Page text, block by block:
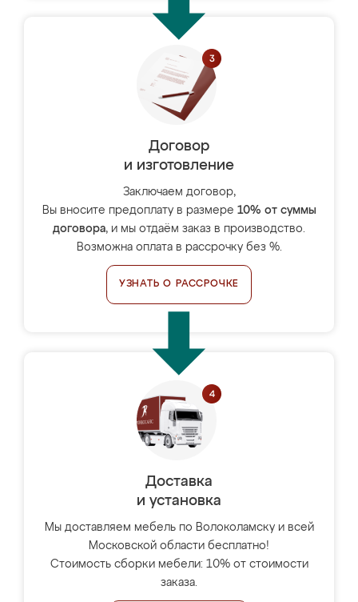
Договор
и изготовление
Заключаем договор,
Вы вносите предоплату в размере 10% от суммы
договора, и мы отдаём заказ в производство.
Возможна оплата в рассрочку без %.
УЗНАТЬ О РАССРОЧКЕ
Доставка
и установка
Мы доставляем мебель по Волоколамску и всей
Московской области бесплатно!
Стоимость сборки мебели: 10% от стоимости
заказа.